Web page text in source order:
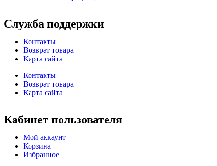
Служба поддержки
Контакты
Возврат товара
Карта сайта
Контакты
Возврат товара
Карта сайта
Кабинет пользователя
Мой аккаунт
Корзина
Избранное